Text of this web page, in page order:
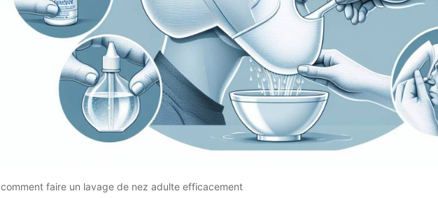
comment faire un lavage de nez adulte efficacement